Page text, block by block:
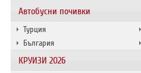
Автобусни почивки
Турция
България
КРУИЗИ 2026